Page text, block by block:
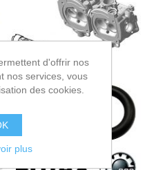
d'offrir nos
nos services, vous
des cookies.
plus